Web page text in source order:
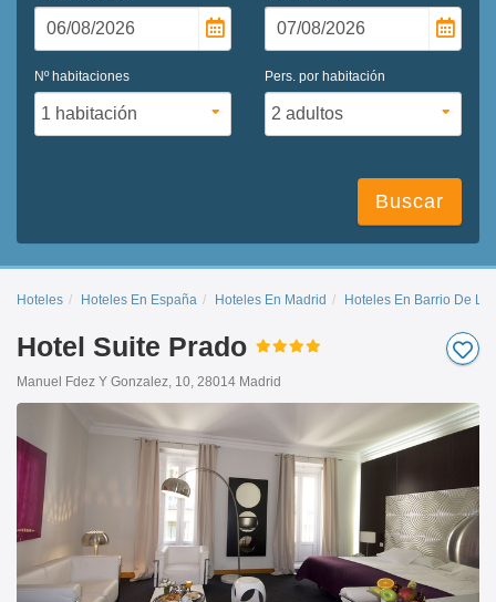
Nº habitaciones Pers. por habitación
Buscar
Hoteles Hoteles En España Hoteles En Madrid Hoteles En Barrio De
Hotel Suite Prado
Manuel Fdez Y Gonzalez, 10, 28014 Madrid